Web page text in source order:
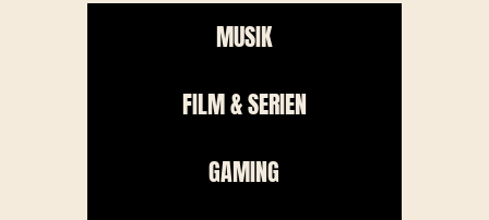
MUSIK
FILM & SERIEN
GAMING